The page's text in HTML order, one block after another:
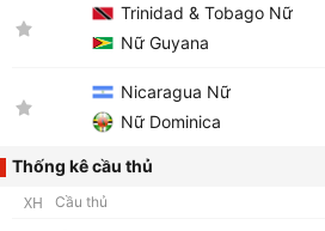
Trinidad & Tobago Nữ
Nữ Guyana
Nicaragua Nữ
Nữ Dominica
Thống kê cầu thủ
XH
Cầu thủ